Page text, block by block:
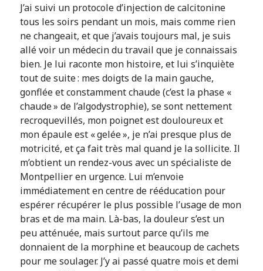
J’ai suivi un protocole d’injection de calcitonine
tous les soirs pendant un mois, mais comme rien
ne changeait, et que j’avais toujours mal, je suis
allé voir un médecin du travail que je connaissais
bien. Je lui raconte mon histoire, et lui s’inquiète
tout de suite : mes doigts de la main gauche,
gonflée et constamment chaude (c’est la phase «
chaude » de l’algodystrophie), se sont nettement
recroquevillés, mon poignet est douloureux et
mon épaule est « gelée », je n’ai presque plus de
motricité, et ça fait très mal quand je la sollicite. Il
m’obtient un rendez-vous avec un spécialiste de
Montpellier en urgence. Lui m’envoie
immédiatement en centre de rééducation pour
espérer récupérer le plus possible l’usage de mon
bras et de ma main. Là-bas, la douleur s’est un
peu atténuée, mais surtout parce qu’ils me
donnaient de la morphine et beaucoup de cachets
pour me soulager. J’y ai passé quatre mois et demi